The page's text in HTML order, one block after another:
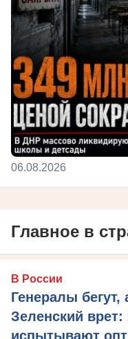
06.08.2026
Главное в
В России
Генералы бегут,
Зеленский
испытывают